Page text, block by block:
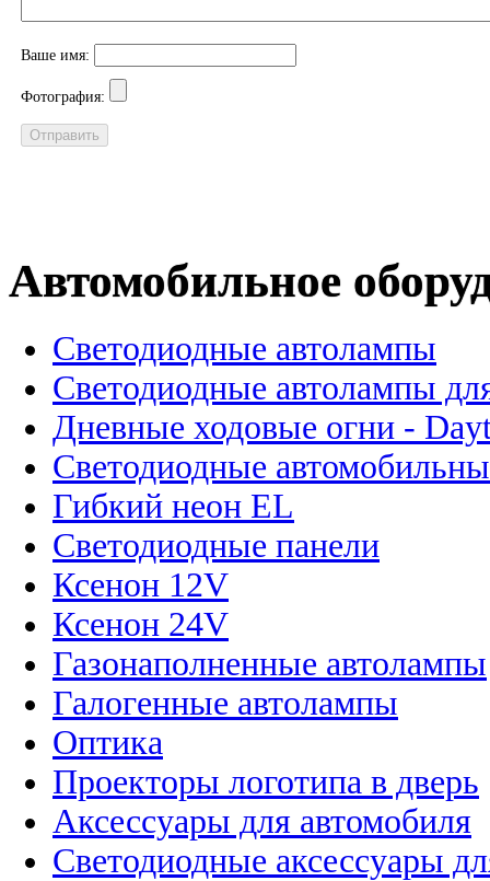
Ваше имя:
Фотография:
Автомобильное
Светодиодные автолампы
Светодиодные автолампы
Дневные ходовые огни -
Светодиодные
Гибкий неон EL
Светодиодные панели
Ксенон 12V
Ксенон 24V
Газонаполненные автолампы
Галогенные автолампы
Оптика
Проекторы логотипа в дверь
Аксессуары для автомобиля
Светодиодные аксессуары